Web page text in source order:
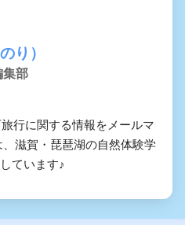
り）
集部
行に関する情報をメールマ
滋賀・琵琶湖の自然体験学
ています♪